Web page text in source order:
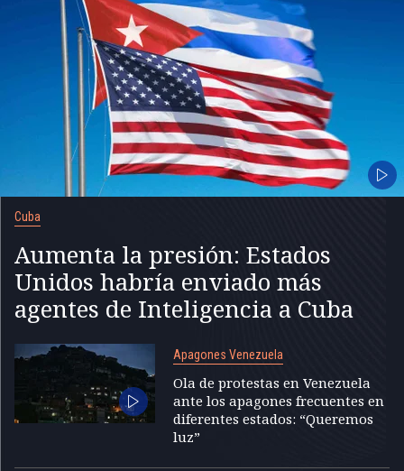
Cuba
Aumenta la presión: Estados
Unidos habría enviado más
agentes de Inteligencia a Cuba
Apagones Venezuela
Ola de protestas en Venezuela
ante los apagones frecuentes en
diferentes estados: “Queremos
luz”